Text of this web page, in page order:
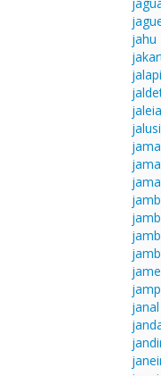
jahu
jaleia
janal